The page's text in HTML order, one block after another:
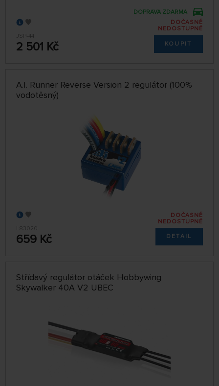
JSP-44
2 501 Kč
DOPRAVA ZDARMA
DOČASNĚ
NEDOSTUPNÉ
KOUPIT
A.I. Runner Reverse Version 2 regulátor (100%
vodotěsný)
L83020
659 Kč
DOČASNĚ
NEDOSTUPNÉ
DETAIL
Střídavý regulátor otáček Hobbywing
Skywalker 40A V2 UBEC